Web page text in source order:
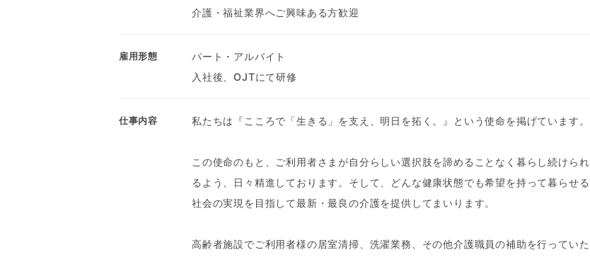
介護・福祉業界へご興味ある方歓迎
雇用形態
パート・アルバイト
入社後、OJTにて研修
仕事内容 私たちは『こころで「生きる」を支え、明日を拓く。』という使命を掲げています。
この使命のもと、ご利用者さまが自分らしい選択肢を諦めることなく暮らし続けられ
るよう、日々精進しております。そして、どんな健康状態でも希望を持って暮らせる
社会の実現を目指して最新・最良の介護を提供してまいります。
高齢者施設でご利用者様の居室清掃、洗濯業務、その他介護職員の補助を行っていた